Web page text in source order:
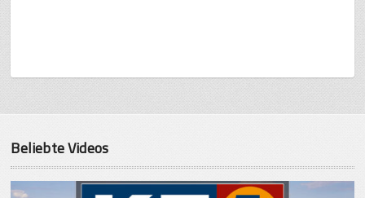
Beliebte Videos